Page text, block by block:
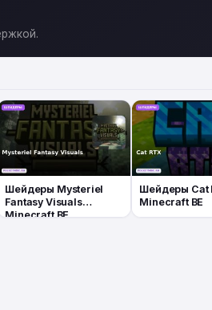
Шейдеры Mysteriel
Fantasy Visuals
Minecraft BE
Шейдеры Cat
Minecraft BE